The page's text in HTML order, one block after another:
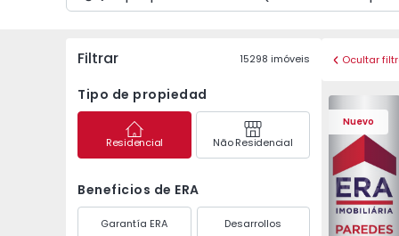
Filtrar 15298 imóveis
Tipo de propiedad
Residencial Não Residencial
Beneficios de ERA
Garantía ERA Desarrollos
Ocultar
Nuevo